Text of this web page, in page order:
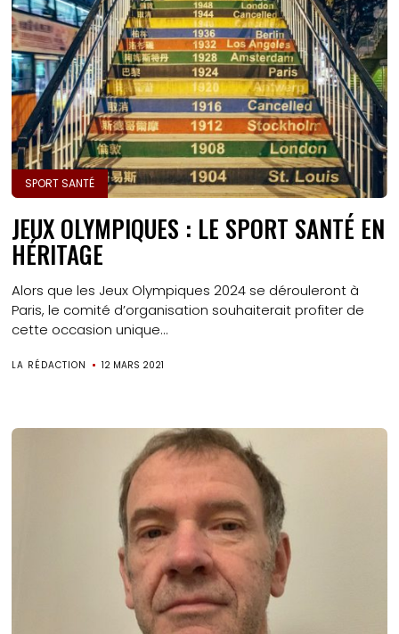
SPORT SANTÉ
JEUX OLYMPIQUES : LE SPORT SANTÉ EN
HÉRITAGE
Alors que les Jeux Olympiques 2024 se dérouleront à
Paris, le comité d’organisation souhaiterait profiter de
cette occasion unique...
LA RÉDACTION 12 MARS 2021